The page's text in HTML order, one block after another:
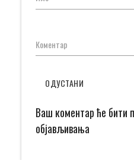
Коментар
ОДУСТАНИ
Ваш коментар ће бити
објављивања